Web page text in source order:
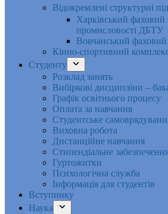
Відокремлені структурні
Харківський фаховий
промисловості ДБТУ
Вовчанський
Кінно-спортивний
Студенту
Розклад занять
Вибіркові дисципліни –
Графік освітнього процесу
Оплата за навчання
Студентське
Виховна робота
Дистанційне навчання
Стипендіальне
Гуртожитки
Психологічна служба
Інформація для студентів
Вступнику
Наука